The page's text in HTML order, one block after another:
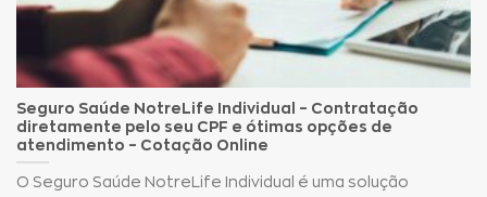
Seguro Saúde NotreLife Individual – Contratação
diretamente pelo seu CPF e ótimas opções de
atendimento – Cotação Online
O Seguro Saúde NotreLife Individual é uma solução